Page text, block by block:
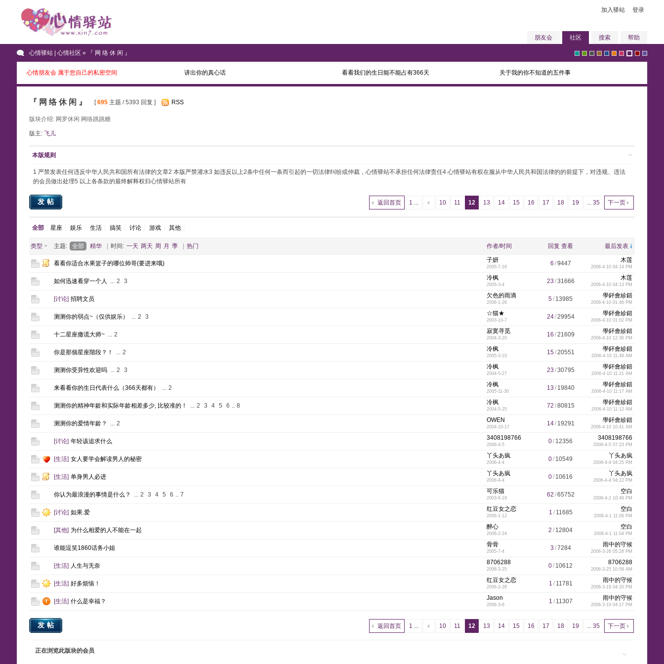
加入驿站 登录
朋友会 社区 搜索 帮助
e a o u a
e
n
l
e
心情驿站 | 心情社区 » 『 网 络 休 闲 』
心情朋友会 属于您自己的私密空间 讲出你的真心话 看看我们的生日能不能占有366天 关于我的你不知道的五件事
『 网 络 休 闲 』 [695主题 / 5393 回复 ] RSS
版块介绍: 网罗休闲 网络跳跳糖
版主: 飞儿
本版规则
1 严禁发表任何违反中华人民共和国所有法律的文章2 本版严禁灌水3 如违反以上2条中任何一条而引起的一切法律纠纷或仲裁，心情驿站不承担任何法律责任4 心情驿站有权在服从中华人民共和国法律的的前提下，对违规、违法
的会员做出处理5 以上各条款的最终解释权归心情驿站所有
1 ... 10 11 12 13 14 15 16 17 18 19 ... 35 下一页
返回首页
发帖
全部 星座 娱乐 生活 搞笑 讨论 游戏 其他
类型 主题: 全部 精华 时间: 一天 两天 周 月 季 热门 作者/时间 回复 查看 最后发表
看看你适合水果篮子的哪位帅哥(要进来哦) 子妍
2005-7-16
6 /9447 木莲
2006-4-10 04:14 PM
如何迅速看穿一个人 ... 2 3 冷枫
2005-3-4
23 /31666 木莲
2006-4-10 04:13 PM
[讨论] 招聘文员 欠色的雨滴
2006-1-26
5/ 13985 學鈈會紾錯
2006-4-10 01:46 PM
测测你的弱点~（仅供娱乐） ... 2 3 ☆猫★
2003-10-7
24/29954 學鈈會紾錯
2006-4-10 01:02 PM
十二星座撒谎大师~ ... 2 寂寞寻觅
2004-3-20
16 /21609 學鈈會紾錯
2006-4-10 12:30 PM
你是那個星座階段？！ ... 2 冷枫
2005-3-10
15/20551 學鈈會紾錯
2006-4-10 11:49 AM
测测你受异性欢迎吗 ... 2 3 冷枫
2004-5-27
23 /30795 學鈈會紾錯
2006-4-10 11:21 AM
来看看你的生日代表什么（366天都有） ... 2 冷枫
2005-11-30
13 / 19840 學鈈會紾錯
2006-4-10 11:17 AM
测测你的精神年龄和实际年龄相差多少, 比较准的！ ... 2 3 4 5 6 .. 8 冷枫
2004-5-25
72 /80815 學鈈會紾錯
2006-4-10 11:12 AM
测测你的爱情年龄？ ... 2 OWEN
2004-10-17
14/ 19291 學鈈會紾錯
2006-4-10 10:41 AM
[讨论] 年轻该追求什么 3408198766
2006-4-5
0/ 12356 3408198766
2006-4-5 07:23 PM
[生活] 女人要学会解读男人的秘密 丫头あ疯
2006-4-4
0/ 10549 丫头あ疯
2006-4-4 04:25 PM
[生活] 单身男人必进 丫头あ疯
2006-4-4
0/ 10616 丫头あ疯
2006-4-4 04:22 PM
你认为最浪漫的事情是什么？ ... 2 3 4 5 6 .. 7 可乐猫
2003-6-19
62 /65752 空白
2006-4-2 10:49 PM
[讨论] 如果.爱 红豆女之恋
2006-1-12
1 / 11685 空白
2006-4-1 11:06 PM
[其他] 为什么相爱的人不能在一起 醉心
2006-2-24
2 / 12804 空白
2006-4-1 11:04 PM
谁能逗笑1860话务小姐 骨骨
2005-7-4
3 /7284 雨中的守候
2006-3-26 05:28 PM
[生活] 人生与无奈 8706288
2006-3-25
0/ 10612 8706288
2006-3-25 10:59 AM
[生活] 好多烦恼！ 红豆女之恋
2006-2-28
1 / 11781 雨中的守候
2006-3-19 04:20 PM
[生活] 什么是幸福？ Jason
2006-3-6
1 / 11307 雨中的守候
2006-3-19 04:17 PM
1 ... 10 11 12 13 14 15 16 17 18 19 ... 35 下一页
返回首页
发帖
正在浏览此版块的会员